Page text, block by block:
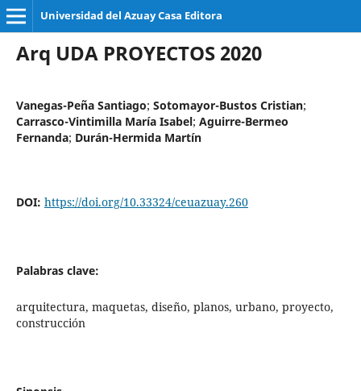
Universidad del Azuay Casa Editora
Arq UDA PROYECTOS 2020
Vanegas-Peña Santiago; Sotomayor-Bustos Cristian;
Carrasco-Vintimilla María Isabel; Aguirre-Bermeo
Fernanda; Durán-Hermida Martín
DOI: https://doi.org/10.33324/ceuazuay.260
Palabras clave:
arquitectura, maquetas, diseño, planos, urbano, proyecto,
construcción